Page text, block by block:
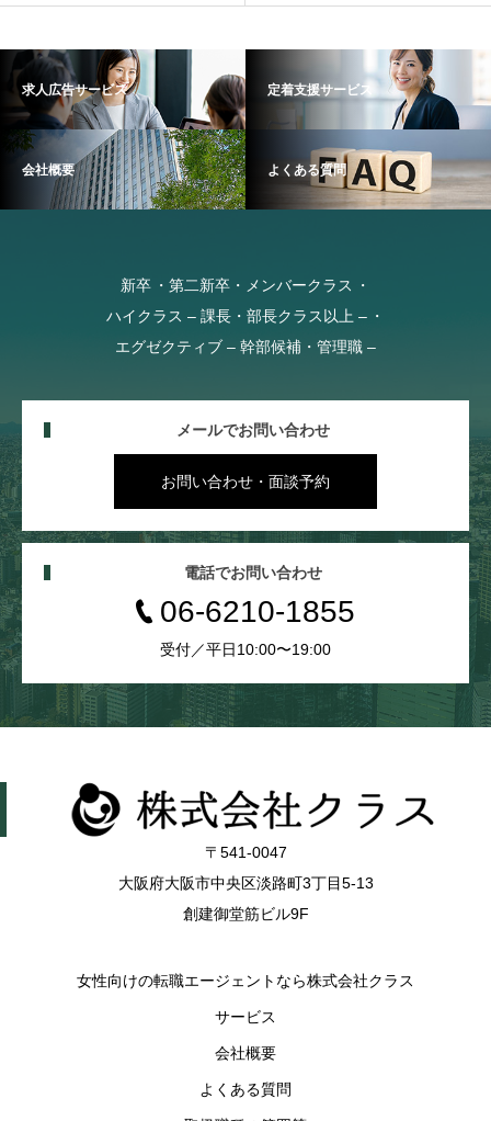
求人広告サービス 定着支援サービス
会社概要 よくある質問
新卒
第二新卒・メンバークラス
ハイクラス – 課長・部長クラス以上 –
エグゼクティブ – 幹部候補・管理職 –
メールでお問い合わせ
お問い合わせ・面談予約
電話でお問い合わせ
06-6210-1855
受付／平日10:00〜19:00
〒541-0047
大阪府大阪市中央区淡路町3丁目5-13
創建御堂筋ビル9F
女性向けの転職エージェントなら株式会社クラス
サービス
会社概要
よくある質問